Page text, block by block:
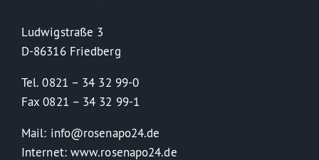
Ludwigstraße 3
D-86316 Friedberg
Tel. 0821 – 34 32 99-0
Fax 0821 – 34 32 99-1
Mail: info@rosenapo24.de
Internet: www.rosenapo24.de